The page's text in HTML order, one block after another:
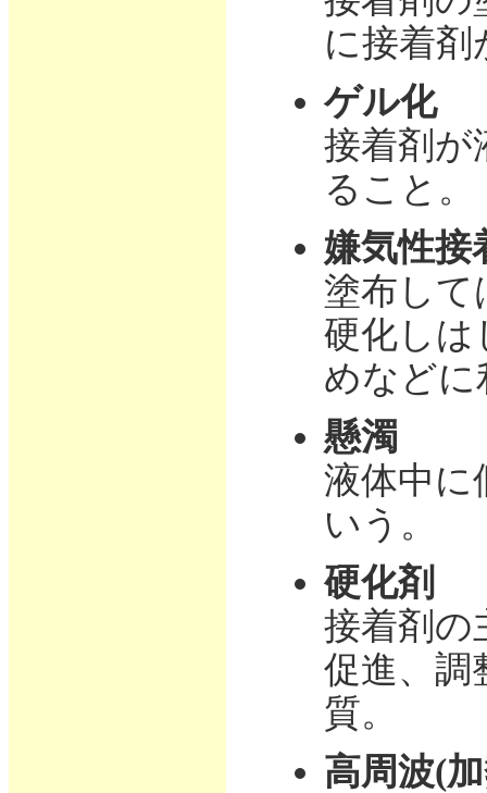
に接着剤
ゲル化
接着剤が
ること。
嫌気性接
塗布して
硬化しは
めなどに
懸濁
液体中に
いう。
硬化剤
接着剤の
促進、調
質。
高周波(